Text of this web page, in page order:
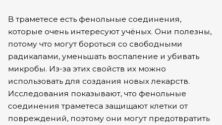
В траметесе есть фенольные соединения,
которые очень интересуют учёных. Они полезны,
потому что могут бороться со свободными
радикалами, уменьшать воспаление и убивать
микробы. Из-за этих свойств их можно
использовать для создания новых лекарств.
Исследования показывают, что фенольные
соединения траметеса защищают клетки от
повреждений, поэтому они могут предотвратить